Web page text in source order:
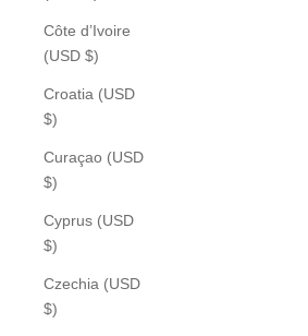
Côte d’Ivoire
(USD $)
Croatia (USD
$)
Curaçao (USD
$)
Cyprus (USD
$)
Czechia (USD
$)